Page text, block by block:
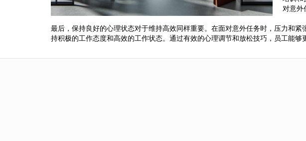
对意外
最后，保持良好的心理状态对于维持高效同样重要。在面对意外任务时，压力和
持积极的工作态度和高效的工作状态。通过有效的心理调节和放松技巧，员工能够